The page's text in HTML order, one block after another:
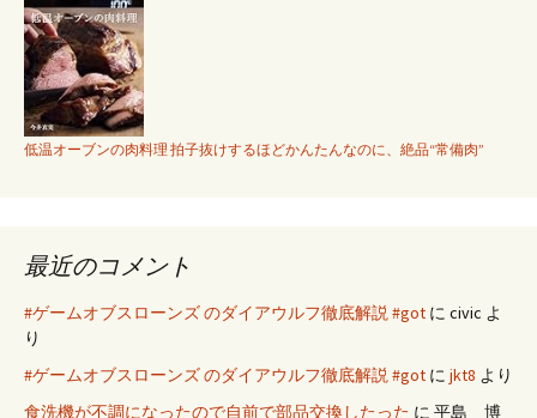
低温オーブンの肉料理 拍子抜けするほどかんたんなのに、絶品“常備肉”
最近のコメント
#ゲームオブスローンズ のダイアウルフ徹底解説 #got に civic よ
り
#ゲームオブスローンズ のダイアウルフ徹底解説 #got に jkt8 より
食洗機が不調になったので自前で部品交換したった に 平島 博